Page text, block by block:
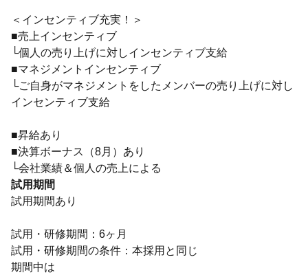
＜インセンティブ充実！＞
■売上インセンティブ
└個人の売り上げに対しインセンティブ支給
■マネジメントインセンティブ
└ご自身がマネジメントをしたメンバーの売り上げに対し
インセンティブ支給
■昇給あり
■決算ボーナス（8月）あり
└会社業績＆個人の売上による
試用期間
試用期間あり
試用・研修期間：6ヶ月
試用・研修期間の条件：本採用と同じ
期間中は